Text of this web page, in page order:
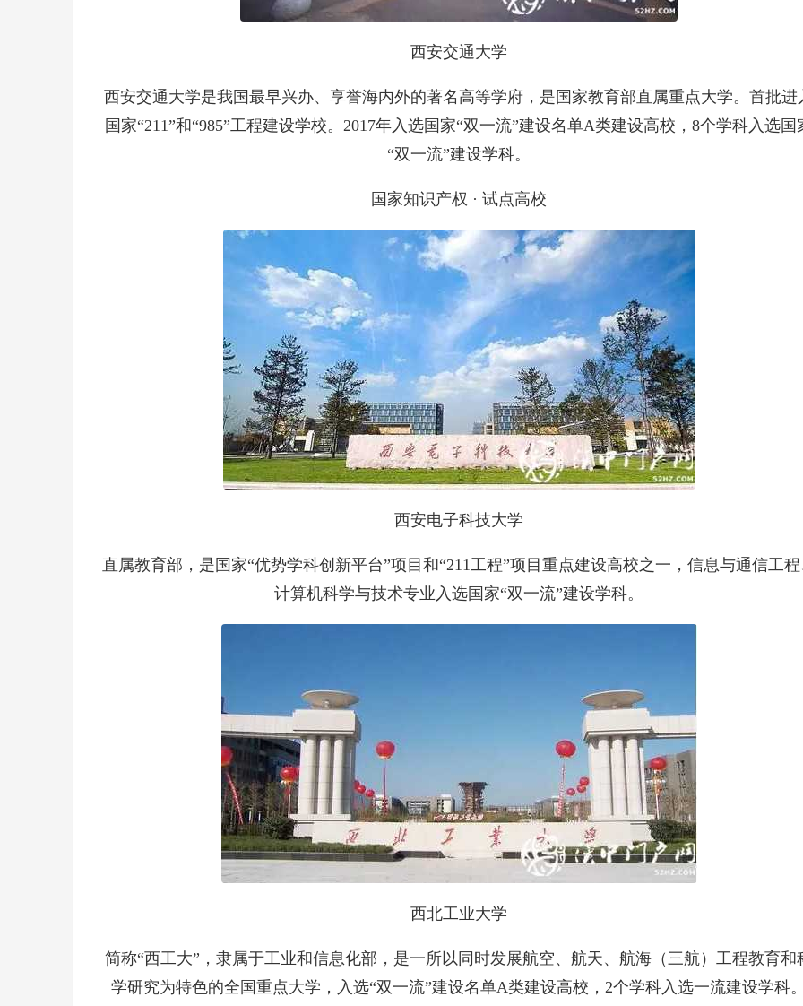
西安交通大学
西安交通大学是我国最早兴办、享誉海内外的著名高等学府，是国家教育部直属重点大学。首批进
国家“211”和“985”工程建设学校。2017年入选国家“双一流”建设名单A类建设高校，8个学科入选国
“双一流”建设学科。
国家知识产权 · 试点高校
西安电子科技大学
直属教育部，是国家“优势学科创新平台”项目和“211工程”项目重点建设高校之一，信息与通信工
计算机科学与技术专业入选国家“双一流”建设学科。
西北工业大学
简称“西工大”，隶属于工业和信息化部，是一所以同时发展航空、航天、航海（三航）工程教育和
学研究为特色的全国重点大学，入选“双一流”建设名单A类建设高校，2个学科入选一流建设学科